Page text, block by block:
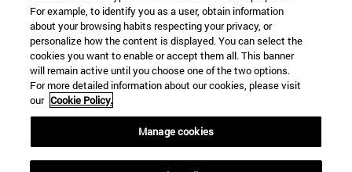
For example, to identify you as a user, obtain information
about your browsing habits respecting your privacy, or
personalize how the content is displayed. You can select the
cookies you want to enable or accept them all. This banner
will remain active until you choose one of the two options.
For more detailed information about our cookies, please visit
our Cookie Policy.
Manage cookies